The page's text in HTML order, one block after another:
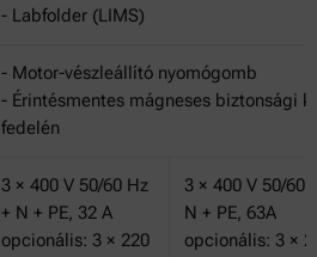
- Labfolder (LIMS)
- Motor-vészleállító nyomógomb
- Érintésmentes mágneses biztonsági
fedelén
3 × 400 V 50/60 Hz
+ N + PE, 32 A
opcionális: 3 × 220
3 × 400 V 50/60
N + PE, 63A
opcionális: 3 ×